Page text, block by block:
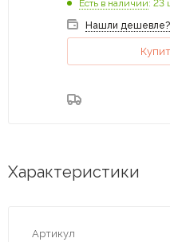
Есть в наличии: 23
Нашли дешевле?
Характеристики
Артикул